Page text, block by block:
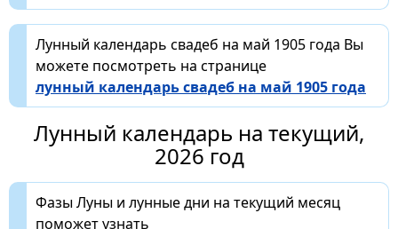
Лунный календарь свадеб на май 1905 года Вы
можете посмотреть на странице
лунный календарь свадеб на май 1905 года
Лунный календарь на текущий,
2026 год
Фазы Луны и лунные дни на текущий месяц
поможет узнать